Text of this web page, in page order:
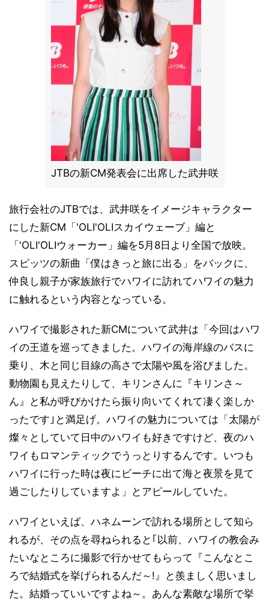
JTBの新CM発表会に出席した武井咲
旅行会社のJTBでは、武井咲をイメージキャラクター
にした新CM「'OLI'OLIスカイウェーブ」編と
「'OLI'OLIウォーカー」編を5月8日より全国で放映。
スピッツの新曲「僕はきっと旅に出る」をバックに、
仲良し親子が家族旅行でハワイに訪れてハワイの魅力
に触れるという内容となっている。
ハワイで撮影された新CMについて武井は「今回はハワ
イの王道を巡ってきました。ハワイの海岸線のバスに
乗り、木と同じ目線の高さで太陽や風を浴びました。
動物園も見えたりして、キリンさんに『キリンさ～
ん』と私が呼びかけたら振り向いてくれて凄く楽しか
ったです｣と満足げ。ハワイの魅力については「太陽が
燦々としていて日中のハワイも好きですけど、夜のハ
ワイもロマンティックでうっとりするんです。いつも
ハワイに行った時は夜にビーチに出て海と夜景を見て
過ごしたりしていますよ」とアピールしていた。
ハワイといえば、ハネムーンで訪れる場所として知ら
れるが、その点を尋ねられると｢以前、ハワイの教会み
たいなところに撮影で行かせてもらって『こんなとこ
ろで結婚式を挙げられるんだ～!』と羨ましく思いまし
た。結婚っていいですよね～。あんな素敵な場所で挙